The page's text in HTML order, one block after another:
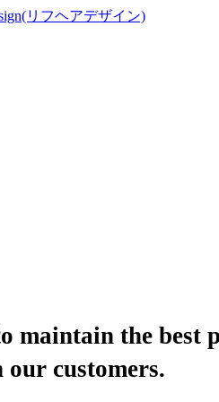
maintain the best
customers.